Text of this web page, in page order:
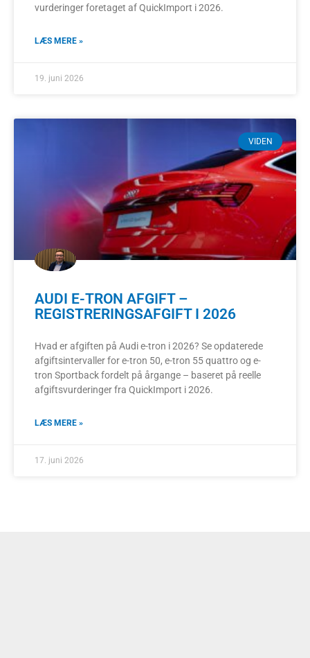
vurderinger foretaget af QuickImport i 2026.
LÆS MERE »
19. juni 2026
VIDEN
AUDI E-TRON AFGIFT –
REGISTRERINGSAFGIFT I 2026
Hvad er afgiften på Audi e-tron i 2026? Se opdaterede
afgiftsintervaller for e-tron 50, e-tron 55 quattro og e-
tron Sportback fordelt på årgange – baseret på reelle
afgiftsvurderinger fra QuickImport i 2026.
LÆS MERE »
17. juni 2026